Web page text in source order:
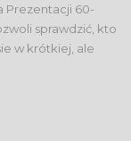
Prezentacji 60-
sprawdzić, kto
w krótkiej, ale